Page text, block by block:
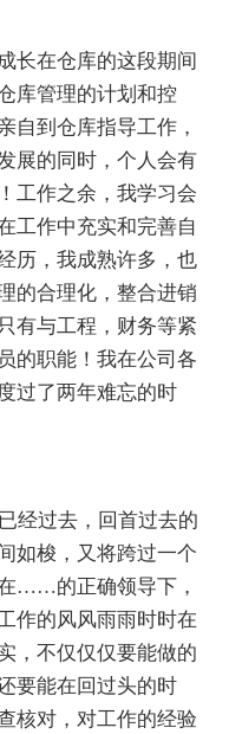
长在仓库的这段期间
库管理的计划和控
自到仓库指导工作，
展的同时，个人会有
工作之余，我学习会
工作中充实和完善自
历，我成熟许多，也
的合理化，整合进销
有与工程，财务等紧
的职能！我在公司各
过了两年难忘的时
经过去，回首过去的
如梭，又将跨过一个
……的正确领导下，
作的风风雨雨时时在
，不仅仅仅要能做的
要能在回过头的时
核对，对工作的经验